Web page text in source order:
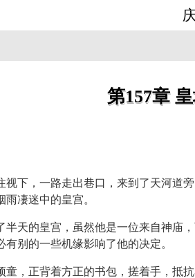
第157章
视下，一路走出巷口，来到了天河道
凄迷中的皇宫。
半天的皇宫，虽然他是一位来自神庙
别的一些机缘影响了他的决定。
，正背着方正的书包，搓着手，抵